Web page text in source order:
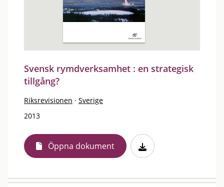
Svensk rymdverksamhet : en strategisk
tillgång?
Riksrevisionen · Sverige
2013
Öppna dokument